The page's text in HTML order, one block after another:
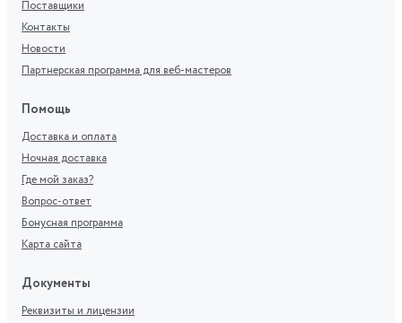
Поставщики
Контакты
Новости
Партнерская программа для веб-мастеров
Помощь
Доставка и оплата
Ночная доставка
Где мой заказ?
Вопрос-ответ
Бонусная программа
Карта сайта
Документы
Реквизиты и лицензии